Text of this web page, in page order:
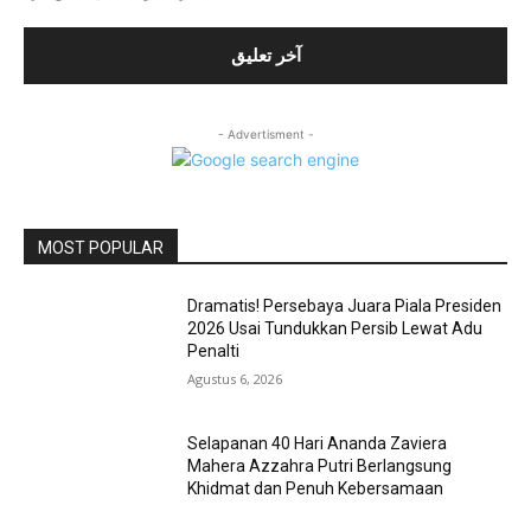
- Advertisment -
MOST POPULAR
Dramatis! Persebaya Juara Piala Presiden
2026 Usai Tundukkan Persib Lewat Adu
Penalti
Agustus 6, 2026
Selapanan 40 Hari Ananda Zaviera
Mahera Azzahra Putri Berlangsung
Khidmat dan Penuh Kebersamaan